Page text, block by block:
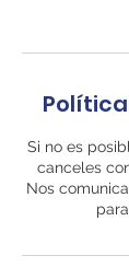
Si no es
canceles
Nos